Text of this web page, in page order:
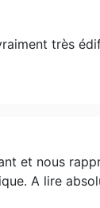
très
et nous
A lire